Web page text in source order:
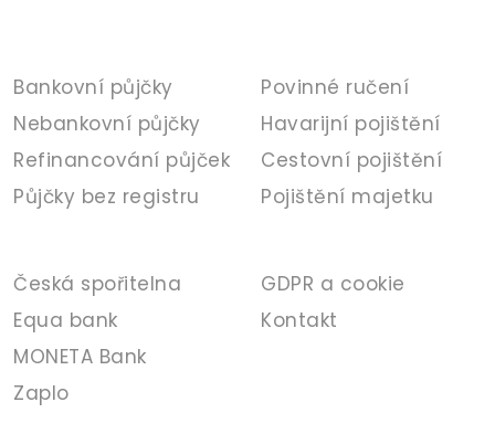
Bankovní půjčky
Nebankovní půjčky
Refinancování půjček
Půjčky bez registru
Povinné ručení
Havarijní pojištění
Cestovní pojištění
Pojištění majetku
Česká spořitelna
Equa bank
MONETA Bank
Zaplo
GDPR a cookie
Kontakt